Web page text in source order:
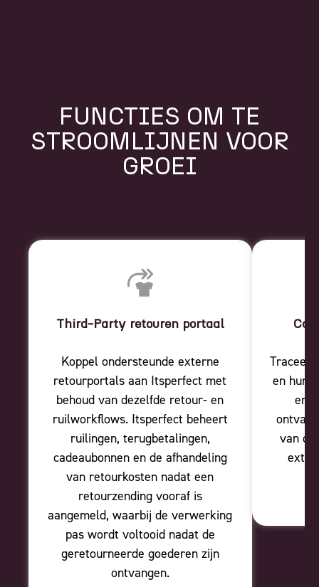
FUNCTIES OM TE
STROOMLIJNEN VOOR
GROEI
Third-Party retouren portaal
Koppel ondersteunde externe
retourportals aan Itsperfect met
behoud van dezelfde retour- en
ruilworkflows. Itsperfect beheert
ruilingen, terugbetalingen,
cadeaubonnen en de afhandeling
van retourkosten nadat een
retourzending vooraf is
aangemeld, waarbij de verwerking
pas wordt voltooid nadat de
geretourneerde goederen zijn
ontvangen.
Traceer
en hun
en
van
extra